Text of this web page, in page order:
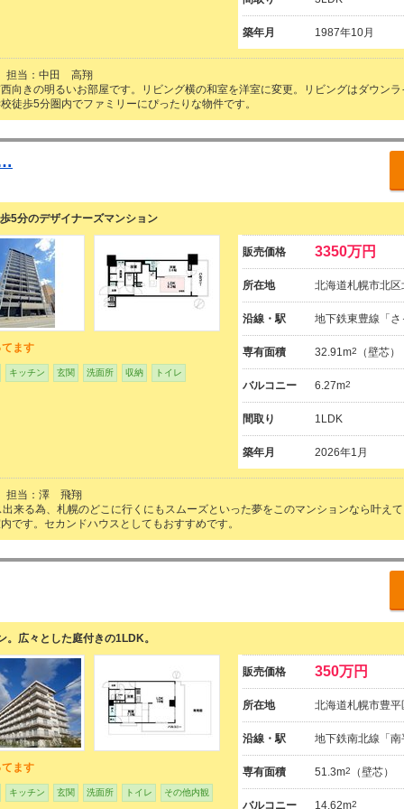
築年月 1987年10月
担当：中田 高翔
向きの明るいお部屋です。リビング横の和室を洋室に変更。リビングはダウン
徒歩5分圏内でファミリーにぴったりな物件です。
5分のデザイナーズマンション
ます
キッチン 玄関 洗面所 収納 トイレ
販売価格 3350万円
所在地 北海道札幌市北
沿線・駅 地下鉄東豊線「
専有面積 32.91m2 （壁芯）
バルコニー 6.27m2
間取り 1LDK
築年月 2026年1月
担当：澤 飛翔
来る為、札幌のどこに行くにもスムーズといった夢をこのマンションなら叶え
です。セカンドハウスとしてもおすすめです。
広々とした庭付きの1LDK。
ます
キッチン 玄関 洗面所 トイレ その他内観
販売価格 350万円
所在地 北海道札幌市豊
沿線・駅 地下鉄南北線「
専有面積 51.3m2 （壁芯）
バルコニー 14.62m2